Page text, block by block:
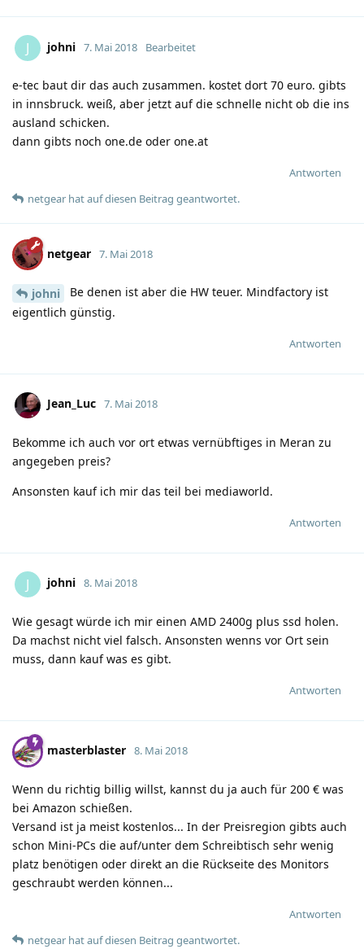
J johni 7. Mai 2018 Bearbeitet
e-tec baut dir das auch zusammen. kostet dort 70 euro. gibts
in innsbruck. weiß, aber jetzt auf die schnelle nicht ob die ins
ausland schicken.
dann gibts noch one.de oder one.at
Antworten
netgear hatauf diesen Beitrag geantwortet.
netgear 7. Mai 2018
johni
Be denen ist aber die HW teuer. Mindfactory ist
eigentlich günstig.
Antworten
Jean_Luc 7. Mai 2018
Bekomme ich auch vor ort etwas vernübftiges in Meran zu
angegeben preis?
Ansonsten kauf ich mir das teil bei mediaworld.
Antworten
J johni 8. Mai 2018
Wie gesagt würde ich mir einen AMD 2400g plus ssd holen.
Da machst nicht viel falsch. Ansonsten wenns vor Ort sein
muss, dann kauf was es gibt.
Antworten
masterblaster 8. Mai 2018
Wenn du richtig billig willst, kannst du ja auch für 200 € was
bei Amazon schießen.
Versand ist ja meist kostenlos... In der Preisregion gibts auch
schon Mini-PCs die auf/unter dem Schreibtisch sehr wenig
platz benötigen oder direkt an die Rückseite des Monitors
geschraubt werden können...
Antworten
netgear hatauf diesen Beitrag geantwortet.